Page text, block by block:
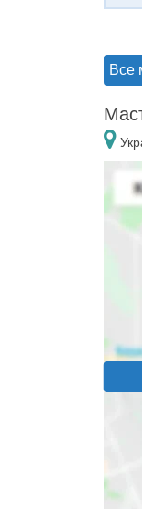
Все